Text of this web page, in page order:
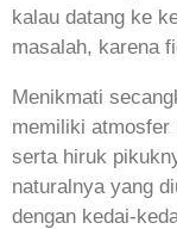
kalau datang ke
masalah, karena
Menikmati
memiliki atmosfer
serta hiruk
naturalnya yang
dengan kedai-